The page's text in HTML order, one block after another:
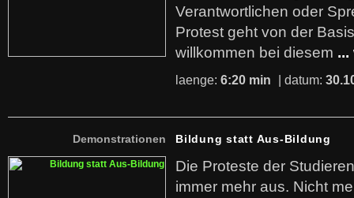
Verantwortlichen oder
Protest geht von der
willkommen bei diesem ...
laenge: 6:20 min | datum:
Demonstrationen Bildung statt Aus-Bildung
Die Proteste der
immer mehr aus. Nicht